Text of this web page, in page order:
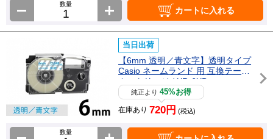
数量
カートに入れる
当日出荷
【6mm 透明／青文字】透明タイプ
Casio ネームランド 用 互換テープ
カートリッジ / XR-6XB
純正より45%お得
在庫あり 720円 (税込)
数量